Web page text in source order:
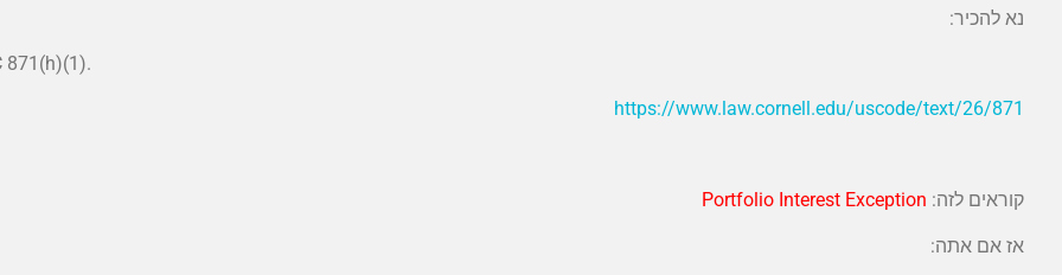
נא להכיר:
871(h)(1).
https://www.law.cornell.edu/uscode/text/26/871
קוראים לזה: Portfolio Interest Exception
אז אם אתה: